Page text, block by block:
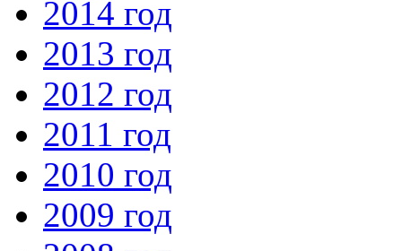
2014 год
2013 год
2012 год
2011 год
2010 год
2009 год